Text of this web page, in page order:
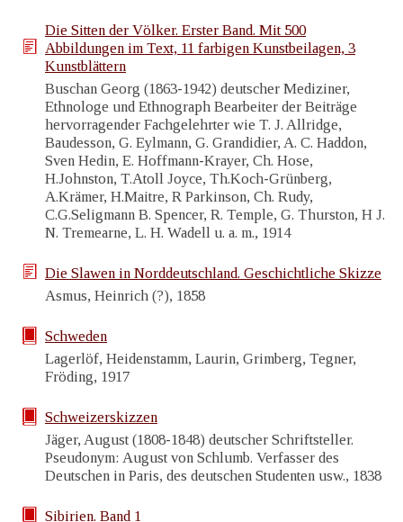
Die Sitten der Völker. Erster Band. Mit 500
Abbildungen im Text, 11 farbigen Kunstbeilagen, 3
Kunstblättern
Buschan Georg (1863-1942) deutscher Mediziner,
Ethnologe und Ethnograph Bearbeiter der Beiträge
hervorragender Fachgelehrter wie T. J. Allridge,
Baudesson, G. Eylmann, G. Grandidier, A. C. Haddon,
Sven Hedin, E. Hoffmann-Krayer, Ch. Hose,
H.Johnston, T.Atoll Joyce, Th.Koch-Grünberg,
A.Krämer, H.Maitre, R Parkinson, Ch. Rudy,
C.G.Seligmann B. Spencer, R. Temple, G. Thurston, H J.
N. Tremearne, L. H. Wadell u. a. m., 1914
Die Slawen in Norddeutschland. Geschichtliche Skizze
Asmus, Heinrich (?), 1858
Schweden
Lagerlöf, Heidenstamm, Laurin, Grimberg, Tegner,
Fröding, 1917
Schweizerskizzen
Jäger, August (1808-1848) deutscher Schriftsteller.
Pseudonym: August von Schlumb. Verfasser des
Deutschen in Paris, des deutschen Studenten usw., 1838
Sibirien. Band 1